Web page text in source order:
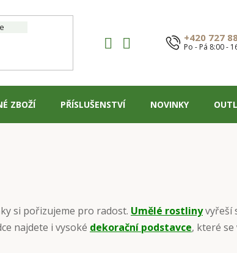
+420 727
Po - Pá 8:00 -
ZBOŽÍ PŘÍSLUŠENSTVÍ NOVINKY
si pořizujeme pro radost. Umělé rostlinyvyřeší
najdete i vysoké dekorační podstavce, které